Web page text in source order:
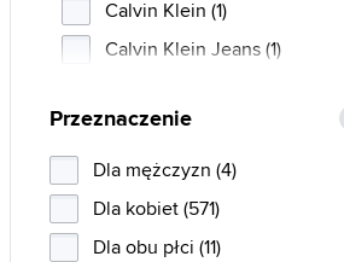
Calvin Klein (1)
Calvin Klein Jeans (1)
Carrera (6)
Christian Dior (20)
Diesel (2)
Emporio Armani (7)
Przeznaczenie
Dla mężczyzn (4)
Dla kobiet (571)
Dla obu płci (11)